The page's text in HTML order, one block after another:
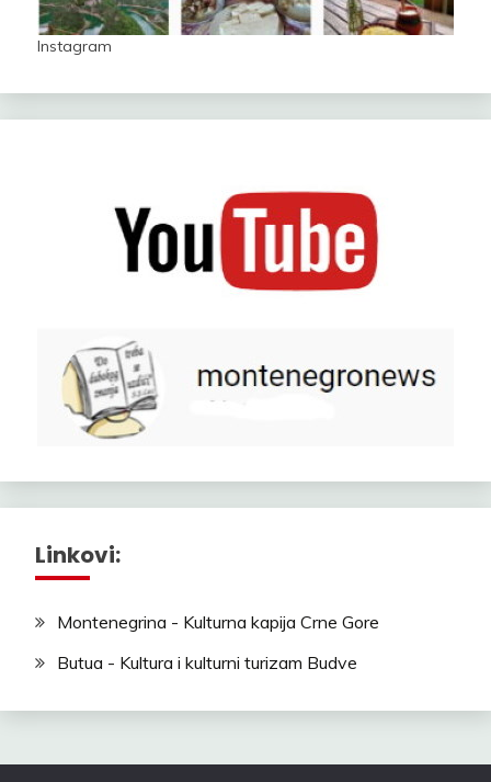
Instagram
Linkovi:
Montenegrina - Kulturna kapija Crne Gore
Butua - Kultura i kulturni turizam Budve